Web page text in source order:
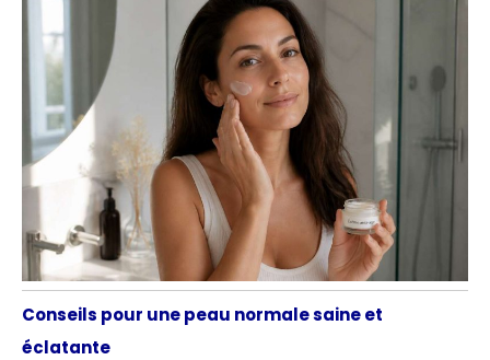
Conseils pour une peau normale saine et
éclatante